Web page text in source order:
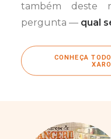
também deste
pergunta — qual
CONHEÇA